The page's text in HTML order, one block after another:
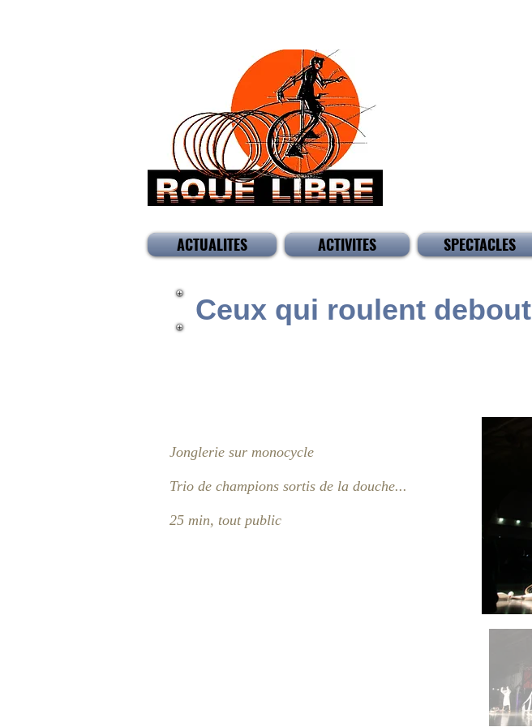
ACTUALITES ACTIVITES SPECTACLES
Ceux qui roulent debout
Jonglerie sur monocycle
Trio de champions sortis de la douche...
25 min, tout public